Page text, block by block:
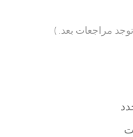
توجد مراجعات بعد. )